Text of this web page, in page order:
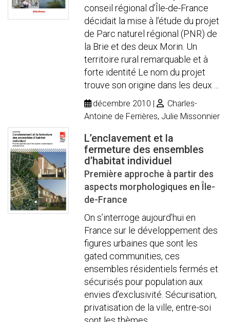
conseil régional d’Île-de-France
décidait la mise à l’étude du projet
de Parc naturel régional (PNR) de
la Brie et des deux Morin. Un
territoire rural remarquable et à
forte identité Le nom du projet
trouve son origine dans les deux ...
décembre 2010
Charles-
Antoine de Ferrières, Julie Missonnier
L’enclavement et la
fermeture des ensembles
d’habitat individuel
Première approche à partir des
aspects morphologiques en Île-
de-France
On s’interroge aujourd’hui en
France sur le développement des
figures urbaines que sont les
gated communities, ces
ensembles résidentiels fermés et
sécurisés pour population aux
envies d’exclusivité. Sécurisation,
privatisation de la ville, entre-soi